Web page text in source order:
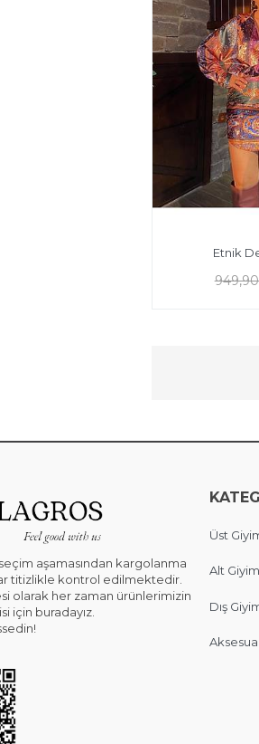
Etnik
aşamasından kargolanma
titizlikle kontrol edilmektedir.
olarak her zaman ürünlerimizin
için buradayız.
Üst
Alt Giyim
Dış